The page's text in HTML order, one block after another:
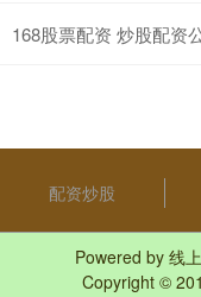
168股票配资 炒股配资
配资炒股
Powered by 线
Copyright ©